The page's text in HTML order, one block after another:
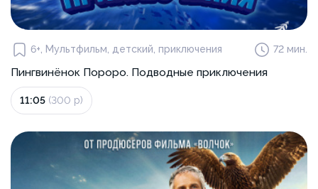
6+, Мультфильм, детский, приключения 72 мин.
Пингвинёнок Пороро. Подводные приключения
11:05 (300 р)